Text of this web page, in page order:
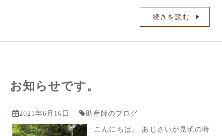
続きを読む
お知らせです。
2021年6月16日 助産師のブログ
こんにちは。 あじさいが見頃の時